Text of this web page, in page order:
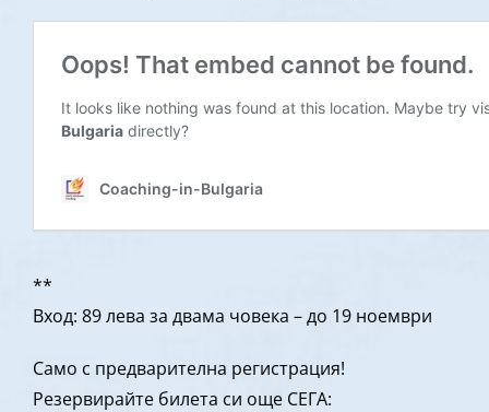
**
Вход: 89 лева за двама човека – до 19 ноември
Само с предварителна регистрация!
Резервирайте билета си още СЕГА: